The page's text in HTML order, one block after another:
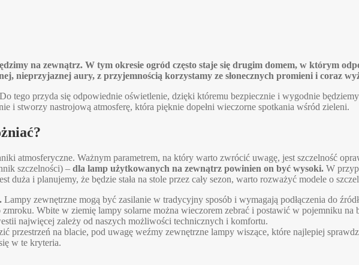
na zewnątrz. W tym okresie ogród często staje się drugim domem, w którym
nieprzyjaznej aury, z przyjemnością korzystamy ze słonecznych promieni i coraz
tego przyda się odpowiednie oświetlenie, dzięki któremu bezpiecznie i wygodnie
i stworzy nastrojową atmosferę, która pięknie dopełni wieczorne spotkania wśród zieleni.
atmosferyczne. Ważnym parametrem, na który warto zwrócić uwagę, jest szczelność
szczelności) – dla lamp użytkowanych na zewnątrz powinien on być wysoki. W
duża i planujemy, że będzie stała na stole przez cały sezon, warto rozważyć modele o
Lampy zewnętrzne mogą być zasilanie w tradycyjny sposób i wymagają podłączenia do
Wbite w ziemię lampy solarne można wieczorem zebrać i postawić w pojemniku na
najwięcej zależy od naszych możliwości technicznych i komfortu.
przestrzeń na blacie, pod uwagę weźmy zewnętrzne lampy wiszące, które najlepiej
w te kryteria.